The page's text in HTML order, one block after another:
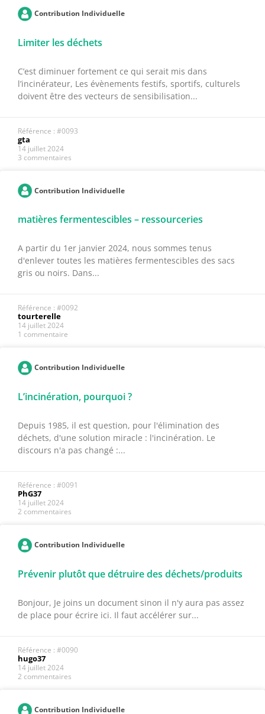
Contribution Individuelle
Limiter les déchets
C’est diminuer fortement ce qui serait mis dans
l’incinérateur, Les évènements festifs, sportifs, culturels
doivent être des vecteurs de sensibilisation...
Référence : #0093
gta
14 juillet 2024
3 commentaires
Contribution Individuelle
matières fermentescibles – ressourceries
A partir du 1er janvier 2024, nous sommes tenus
d'enlever toutes les matières fermentescibles des sacs
gris ou noirs. Dans...
Référence : #0092
tourterelle
14 juillet 2024
1 commentaire
Contribution Individuelle
L’incinération, pourquoi ?
Depuis 1985, il est question, pour l'élimination des
déchets, d'une solution miracle : l'incinération. Le
discours n'a pas changé :...
Référence : #0091
PhG37
14 juillet 2024
2 commentaires
Contribution Individuelle
Prévenir plutôt que détruire des déchets/produits
Bonjour, Je joins un document sinon il n'y aura pas assez
de place pour écrire ici. Il faut accélérer sur...
Référence : #0090
hugo37
14 juillet 2024
2 commentaires
Contribution Individuelle